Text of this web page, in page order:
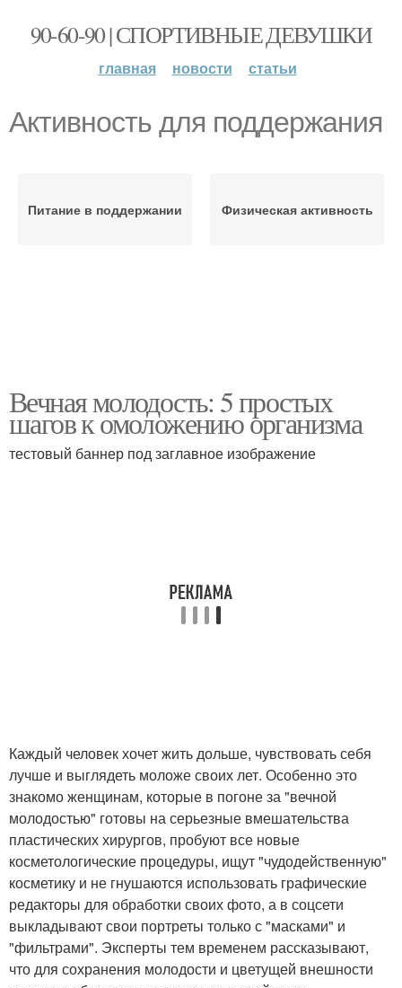
90-60-90 | СПОРТИВНЫЕ ДЕВУШКИ
главная новости статьи
Активность для поддержания
Питание в поддержании Физическая активность
Вечная молодость: 5 простых
шагов к омоложению организма
тестовый баннер под заглавное изображение
Каждый человек хочет жить дольше, чувствовать себя
лучше и выглядеть моложе своих лет. Особенно это
знакомо женщинам, которые в погоне за "вечной
молодостью" готовы на серьезные вмешательства
пластических хирургов, пробуют все новые
косметологические процедуры, ищут "чудодейственную"
косметику и не гнушаются использовать графические
редакторы для обработки своих фото, а в соцсети
выкладывают свои портреты только с "масками" и
"фильтрами". Эксперты тем временем рассказывают,
что для сохранения молодости и цветущей внешности